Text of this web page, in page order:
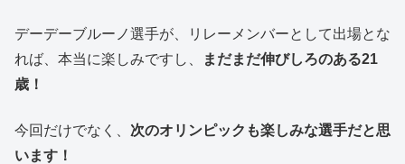
デーデーブルーノ選手が、リレーメンバーとして出場とな
れば、本当に楽しみですし、
まだまだ伸びしろのある21
歳！
今回だけでなく、 次のオリンピックも楽しみな選手だと思
います！